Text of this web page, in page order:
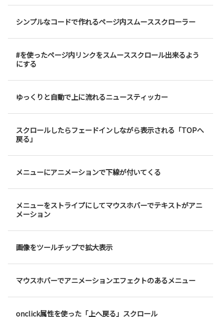
シンプルなコードで作れるページ内スムーススクローラー
#を使ったページ内リンクをスムーススクロール出来るよう
にする
ゆっくりと自動で上に流れるニュースティッカー
スクロールしたらフェードインしながら表示される「TOPへ
戻る」
メニューにアニメーションで下線が付いてくる
メニューをストライプにしてマウスホバーでテキストがアニ
メーション
画像をツールチップで拡大表示
マウスホバーでアニメーションエフェクトのあるメニュー
onclick属性を使った「上へ戻る」スクロール